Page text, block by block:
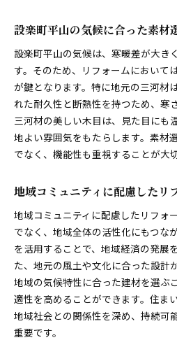
設楽町平山でのリフォームで
リフォームに必要な手続
施工期間とその短縮方法
予算オーバーを防ぐため
施工後のトラブル対応方
リフォーム中の住まいの
成功するリフォームのた
家族構成に応じた最適な
動線を考慮した快適な空
収納スペースを増やす間
開放感を生むオープンプ
個室と共用スペースのバ
将来のライフスタイル変
老朽化部分を補修し安全性と
設楽町平山の気候に合った素材
設楽町平山の気候は、寒暖差が大き
す。そのため、リフォームにおいて
が鍵となります。特に地元の三河材
れた耐久性と断熱性を持つため、寒
三河材の美しい木目は、見た目にも
地よい雰囲気をもたらします。素材
でなく、機能性も重視することが大切
地域コミュニティに配慮したリ
地域コミュニティに配慮したリフォ
でなく、地域全体の活性化にもつな
を活用することで、地域経済の発展
た、地元の風土や文化に合った設計
地域の気候特性に合った建材を選ぶ
適性を高めることができます。住ま
地域社会との関係性を深め、持続可
重要です。